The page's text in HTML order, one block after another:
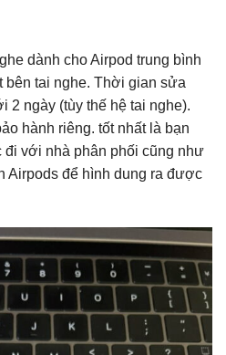
dành cho Airpod trung bình
bên tai nghe. Thời gian sửa
2 ngày (tùy thế hệ tai nghe).
hành riêng. tốt nhất là bạn
đi với nhà phân phối cũng như
Airpods để hình dung ra được